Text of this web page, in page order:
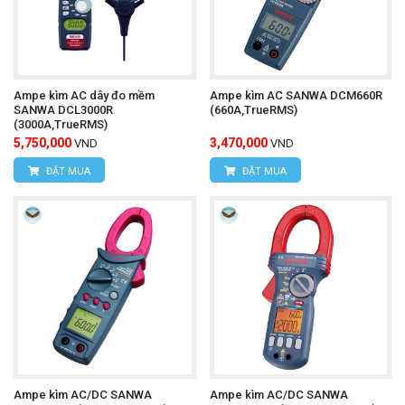
Đình 1, q.Nam Từ Liêm, Tp.Hà Nội
Hotline:
0393.968.345 / 0976.082.395
Website:www.hungnguyentech.vn
HÙNG NGUYÊN TECH - TP HỒ CHÍ MINH
D7/6B đường Dương Đình Cúc, Xã Tân
Kiên, Huyện Bình Chánh, Tp.Hồ Chí Minh.
Hotline:0934.616.395
Email:vantien2307@gmail.com
Website:www.hungnguyentech.vn
Ampe kìm AC dây đo mềm
SANWA DCL3000R
(3000A,TrueRMS)
5,750,000 VND
ĐẶT MUA
Ampe kìm AC SANWA DCM660R
(660A,TrueRMS)
3,470,000 VND
ĐẶT MUA
Ampe kìm AC/DC SANWA
Ampe kìm AC/DC SANWA